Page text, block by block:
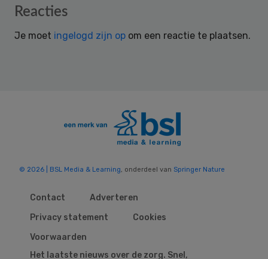
Reader
Reacties
Je moet ingelogd zijn op om een reactie te plaatsen.
© 2026 | BSL Media & Learning, onderdeel van Springer Nature
Contact
Adverteren
Privacy statement
Cookies
Voorwaarden
Het laatste nieuws over de zorg. Snel,